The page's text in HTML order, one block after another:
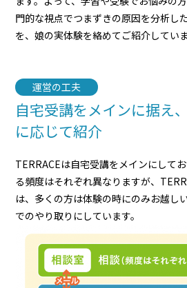
門的な視点でつまずきの原因を分析し
を、娘の実体験を絡めてご紹介していま
運営の工夫
自宅受講をメインに据え
に応じて紹介
TERRACEは自宅受講をメインにして
る頻度はそれぞれ異なりますが、
は、多くの方は体験の時にのみお越し
でのやり取りにしています。